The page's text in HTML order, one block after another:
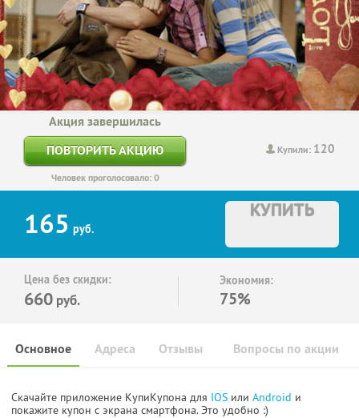
Купили: 120
Акция завершилась
ПОВТОРИТЬ АКЦИЮ
Человек проголосовало: 0
165 руб.
КУПИТЬ
Цена без скидки:
660 руб.
Экономия:
75%
Основное Отзывы Вопросы по акции
Адреса
Скачайте приложение КупиКупона для IOS или Android и
покажите купон с экрана смартфона. Это удобно :)